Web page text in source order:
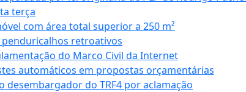
terça
com área total superior a 250 m²
retroativos
do Marco Civil da Internet
automáticos em propostas orçamentárias
desembargador do TRF4 por aclamação